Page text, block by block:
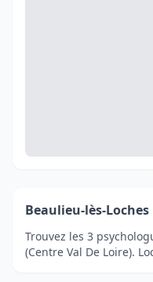
Beaulieu-lès-Loches
Trouvez les 3
(Centre Val De Loire).